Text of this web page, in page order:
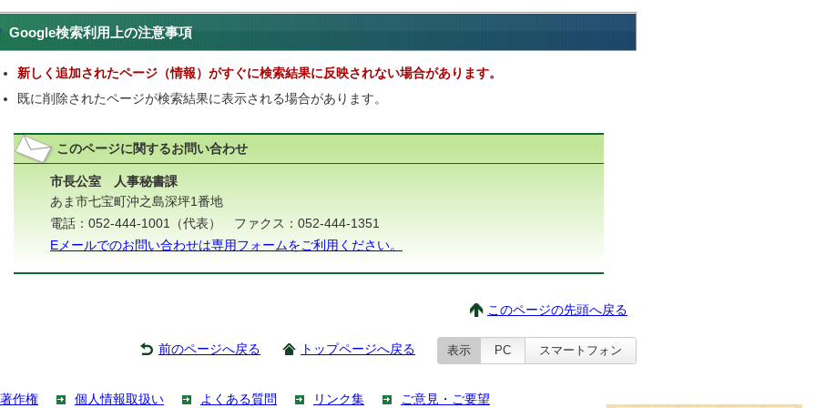
Google検索利用上の注意事項
新しく追加されたページ（情報）がすぐに検索結果に反映されない場合があります。
既に削除されたページが検索結果に表示される場合があります。
このページに関するお問い合わせ
市長公室 人事秘書課
あま市七宝町沖之島深坪1番地
電話：052-444-1001（代表） ファクス：052-444-1351
Eメールでのお問い合わせは専用フォームをご利用ください。
このページの先頭へ戻る
前のページへ戻る トップページへ戻る 表示 PC スマートフォン
作権 個人情報取扱い よくある質問 リンク集 ご意見・ご要望